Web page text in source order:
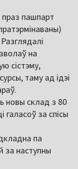
праз пашпарт
на
сістэму,
таму ад ідэі
новы склад з 80
галасоў за спісы
па
за наступны